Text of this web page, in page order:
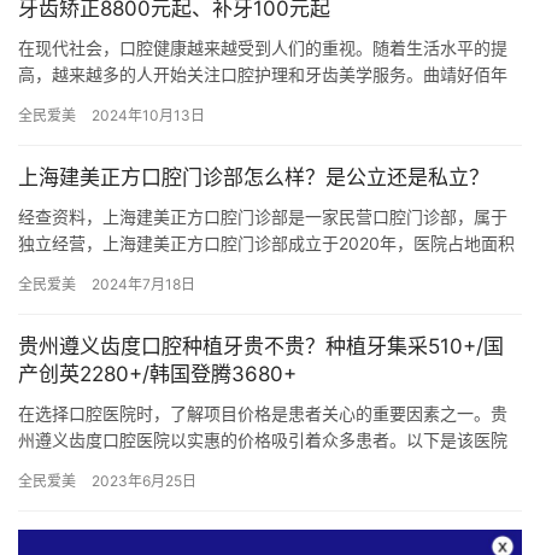
牙齿矫正8800元起、补牙100元起
在现代社会，口腔健康越来越受到人们的重视。随着生活水平的提
高，越来越多的人开始关注口腔护理和牙齿美学服务。曲靖好佰年
本文将…
全民爱美 2024年10月13日
上海建美正方口腔门诊部怎么样？是公立还是私立？
经查资料，上海建美正方口腔门诊部是一家民营口腔门诊部，属于
独立经营，上海建美正方口腔门诊部成立于2020年，医院占地面积
全民爱美 2024年7月18日
贵州遵义齿度口腔种植牙贵不贵？种植牙集采510+/国
产创英2280+/韩国登腾3680+
在选择口腔医院时，了解项目价格是患者关心的重要因素之一。贵
州遵义齿度口腔医院以实惠的价格吸引着众多患者。以下是该医院
…
全民爱美 2023年6月25日